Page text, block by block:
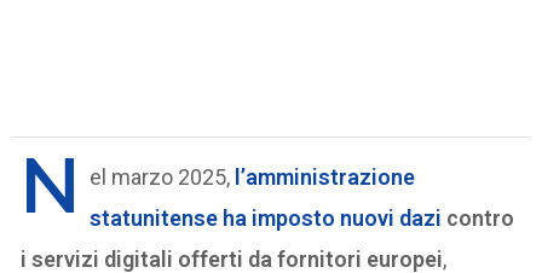
N el marzo 2025, l’amministrazione
statunitense ha imposto nuovi dazi contro
i servizi digitali offerti da fornitori europei,